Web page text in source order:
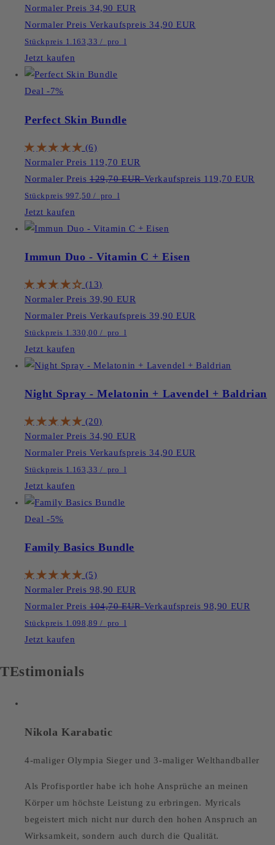
Normaler Preis 34,90 EUR
Normaler Preis Verkaufspreis 34,90 EUR
Stückpreis 1.163,33 / pro l
Jetzt kaufen
Deal -7%
Perfect Skin Bundle
(6)
Normaler Preis 119,70 EUR
Normaler Preis 129,70 EURVerkaufspreis 119,70 EUR
Stückpreis 997,50 / pro l
Jetzt kaufen
Immun Duo - Vitamin C + Eisen
(13)
Normaler Preis 39,90 EUR
Normaler Preis Verkaufspreis 39,90 EUR
Stückpreis 1.330,00 / pro l
Jetzt kaufen
Night Spray - Melatonin + Lavendel + Baldrian
(20)
Normaler Preis 34,90 EUR
Normaler Preis Verkaufspreis 34,90 EUR
Stückpreis 1.163,33 / pro l
Jetzt kaufen
Deal -5%
Family Basics Bundle
(5)
Normaler Preis 98,90 EUR
Normaler Preis 104,70 EURVerkaufspreis 98,90 EUR
Stückpreis 1.098,89 / pro l
Jetzt kaufen
TEstimonials
Nikola Karabatic
4-maliger Olympia Sieger und 3-maliger Welthandballer
Als Profisportler habe ich hohe Ansprüche an meinen
Körper um höchste Leistung zu erbringen. Myricals
begeistert mich nicht nur durch den hohen Anspruch an
Wirksamkeit, sondern auch durch die Qualität.